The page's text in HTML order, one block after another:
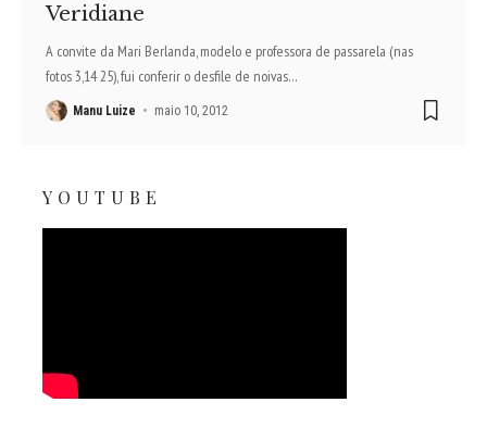
Veridiane
A convite da Mari Berlanda, modelo e professora de passarela (nas
fotos 3,14 25), fui conferir o desfile de noivas…
Manu Luize maio 10, 2012
YOUTUBE